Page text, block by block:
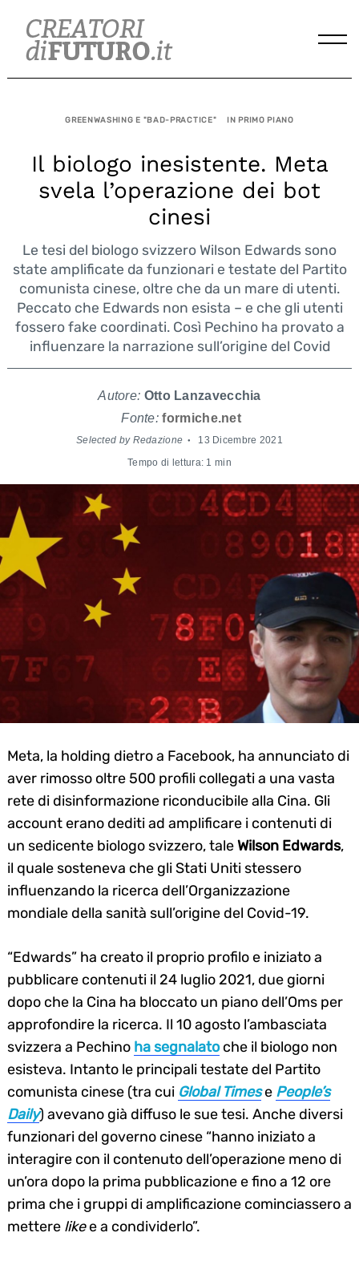
content
GREENWASHING E "BAD-PRACTICE" IN PRIMO PIANO
Il biologo inesistente. Meta
svela l’operazione dei bot
cinesi
Le tesi del biologo svizzero Wilson Edwards sono
state amplificate da funzionari e testate del Partito
comunista cinese, oltre che da un mare di utenti.
Peccato che Edwards non esista – e che gli utenti
fossero fake coordinati. Così Pechino ha provato a
influenzare la narrazione sull’origine del Covid
Autore: Otto Lanzavecchia
Fonte: formiche.net
Selected by Redazione 13 Dicembre 2021
Tempo di lettura: 1 min
Meta, la holding dietro a Facebook, ha annunciato di
aver rimosso oltre 500 profili collegati a una vasta
rete di disinformazione riconducibile alla Cina. Gli
account erano dediti ad amplificare i contenuti di
un sedicente biologo svizzero, taleWilson Edwards,
il quale sosteneva che gli Stati Uniti stessero
influenzando la ricerca dell’Organizzazione
mondiale della sanità sull’origine del Covid-19.
“Edwards” ha creato il proprio profilo e iniziato a
pubblicare contenuti il 24 luglio 2021, due giorni
dopo che la Cina ha bloccato un piano dell’Oms per
approfondire la ricerca. Il 10 agosto l’ambasciata
svizzera a Pechino ha segnalatoche il biologo non
esisteva. Intanto le principali testate del Partito
comunista cinese (tra cui Global Timese People’s
Daily) avevano già diffuso le sue tesi. Anche diversi
funzionari del governo cinese “hanno iniziato a
interagire con il contenuto dell’operazione meno di
un’ora dopo la prima pubblicazione e fino a 12 ore
prima che i gruppi di amplificazione cominciassero a
mettere likee a condividerlo”.